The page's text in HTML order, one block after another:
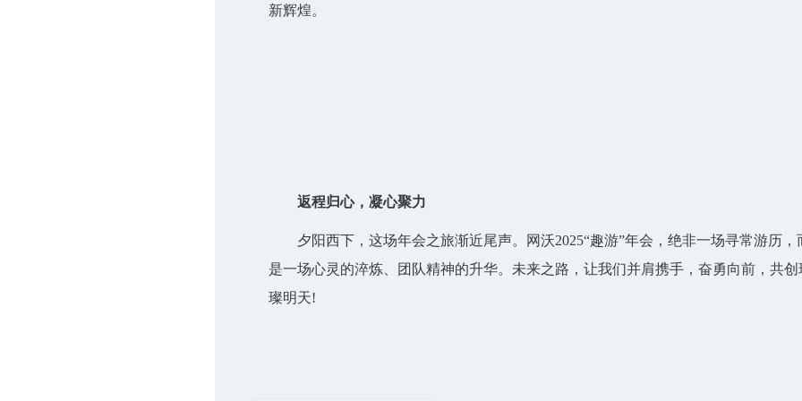
新辉煌。
返程归心，凝心聚力
夕阳西下，这场年会之旅渐近尾声。网沃2025“趣游”年会，绝非一场寻常游历，
是一场心灵的淬炼、团队精神的升华。未来之路，让我们并肩携手，奋勇向前，共创
璨明天!